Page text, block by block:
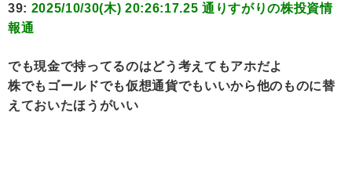
39: 2025/10/30(木) 20:26:17.25 通りすがりの株投資情
報通
でも現金で持ってるのはどう考えてもアホだよ
株でもゴールドでも仮想通貨でもいいから他のものに替
えておいたほうがいい